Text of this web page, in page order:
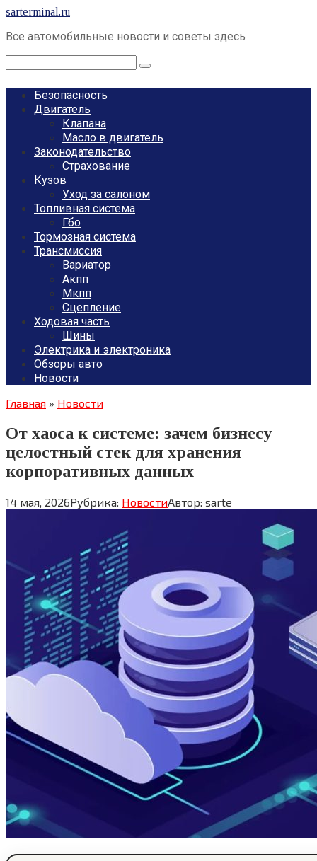
Перейти
контенту
sarterminal.ru
Все автомобильные новости и советы здесь
Поиск:
Безопасность
Двигатель
Клапана
Масло в двигатель
Законодательство
Страхование
Кузов
Уход за салоном
Топливная система
Гбо
Тормозная система
Трансмиссия
Вариатор
Акпп
Мкпп
Сцепление
Ходовая часть
Шины
Электрика и электроника
Обзоры авто
Новости
Главная » Новости
От хаоса к системе: зачем бизнесу
целостный стек для хранения
корпоративных данных
14 мая, 2026Рубрика: НовостиАвтор: sarte